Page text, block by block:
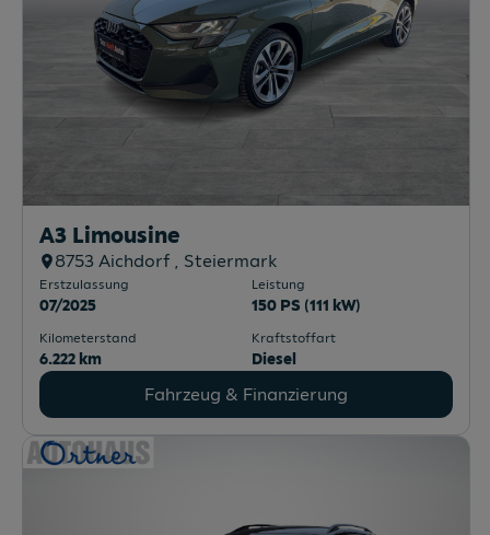
A3 Limousine
8753 Aichdorf , Steiermark
Erstzulassung
07/2025
Leistung
150 PS (111 kW)
Kilometerstand
6.222 km
Kraftstoffart
Diesel
Fahrzeug & Finanzierung